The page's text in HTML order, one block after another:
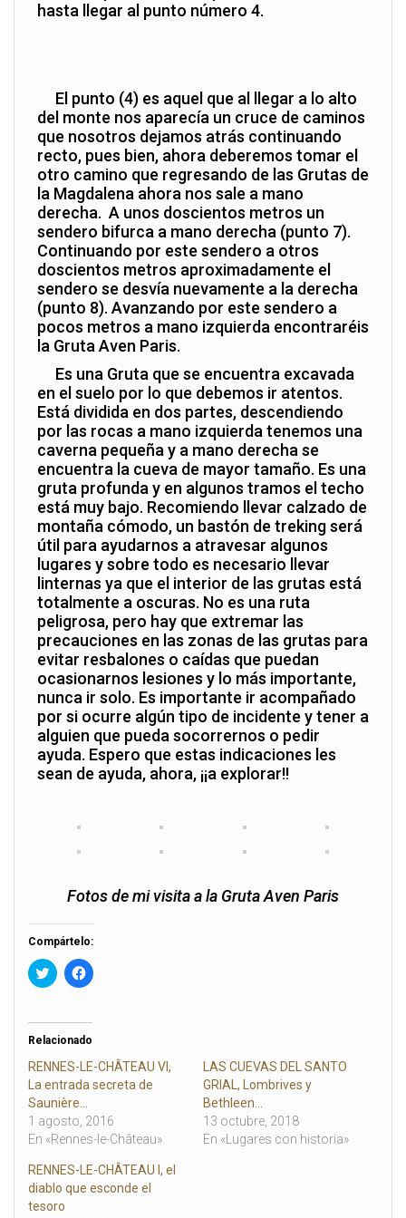
hasta llegar al punto número 4.
El punto (4) es aquel que al llegar a lo alto
del monte nos aparecía un cruce de caminos
que nosotros dejamos atrás continuando
recto, pues bien, ahora deberemos tomar el
otro camino que regresando de las Grutas de
la Magdalena ahora nos sale a mano
derecha. A unos doscientos metros un
sendero bifurca a mano derecha (punto 7).
Continuando por este sendero a otros
doscientos metros aproximadamente el
sendero se desvía nuevamente a la derecha
(punto 8). Avanzando por este sendero a
pocos metros a mano izquierda encontraréis
la Gruta Aven Paris.
Es una Gruta que se encuentra excavada
en el suelo por lo que debemos ir atentos.
Está dividida en dos partes, descendiendo
por las rocas a mano izquierda tenemos una
caverna pequeña y a mano derecha se
encuentra la cueva de mayor tamaño. Es una
gruta profunda y en algunos tramos el techo
está muy bajo. Recomiendo llevar calzado de
montaña cómodo, un bastón de treking será
útil para ayudarnos a atravesar algunos
lugares y sobre todo es necesario llevar
linternas ya que el interior de las grutas está
totalmente a oscuras. No es una ruta
peligrosa, pero hay que extremar las
precauciones en las zonas de las grutas para
evitar resbalones o caídas que puedan
ocasionarnos lesiones y lo más importante,
nunca ir solo. Es importante ir acompañado
por si ocurre algún tipo de incidente y tener a
alguien que pueda socorrernos o pedir
ayuda. Espero que estas indicaciones les
sean de ayuda, ahora, ¡¡a explorar!!
Fotos de mi visita a la Gruta Aven Paris
Compártelo:
H
a
c
a
r
a
c
o
m
p
a
t
i
r
e
H
a
c
a
r
a
o
m
p
a
t
r
Relacionado
RENNES-LE-CHÂTEAU VI,
La entrada secreta de
Saunière…
1 agosto, 2016
En «Rennes-le-Château»
LAS CUEVAS DEL SANTO
GRIAL, Lombrives y
Bethleen…
13 octubre, 2018
En «Lugares con historia»
RENNES-LE-CHÂTEAU I, el
diablo que esconde el
tesoro